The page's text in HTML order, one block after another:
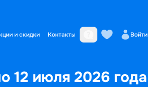
и скидки Контакты Войти
12 июля 2026 года